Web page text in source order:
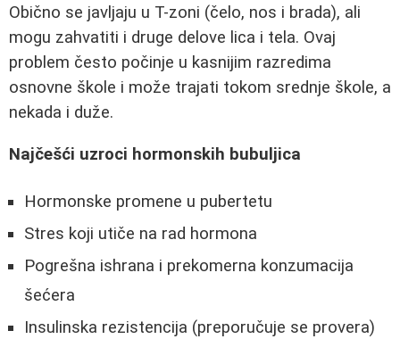
Obično se javljaju u T-zoni (čelo, nos i brada), ali
mogu zahvatiti i druge delove lica i tela. Ovaj
problem često počinje u kasnijim razredima
osnovne škole i može trajati tokom srednje škole, a
nekada i duže.
Najčešći uzroci hormonskih bubuljica
Hormonske promene u pubertetu
Stres koji utiče na rad hormona
Pogrešna ishrana i prekomerna konzumacija
šećera
Insulinska rezistencija (preporučuje se provera)